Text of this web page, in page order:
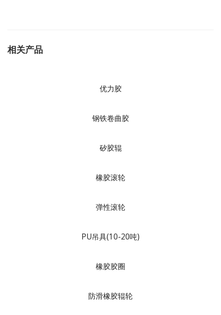
相关产品
优力胶
钢铁卷曲胶
矽胶辊
橡胶滚轮
弹性滚轮
PU吊具(10-20吨)
橡胶胶圈
防滑橡胶辊轮